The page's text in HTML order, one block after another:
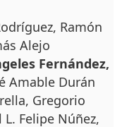
Ramón
Alejo
Fernández,
Amable Durán
Gregorio
Felipe Núñez,